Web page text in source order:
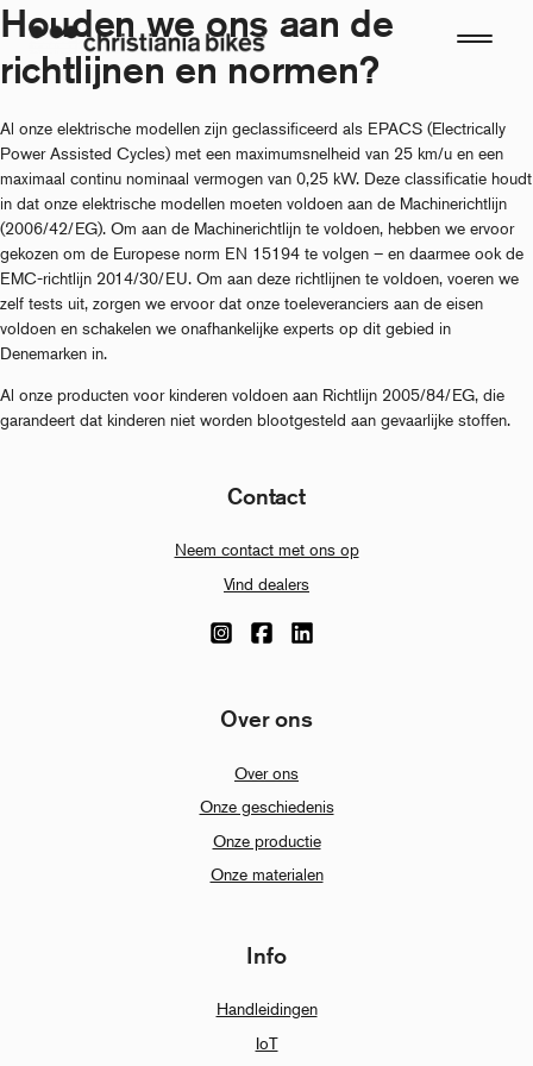
Ga
naar
de
Houden we ons aan de
richtlijnen en normen?
Al onze elektrische modellen zijn geclassificeerd als EPACS (Electrically
Power Assisted Cycles) met een maximumsnelheid van 25 km/u en een
maximaal continu nominaal vermogen van 0,25 kW. Deze classificatie houdt
in dat onze elektrische modellen moeten voldoen aan de Machinerichtlijn
(2006/42/EG). Om aan de Machinerichtlijn te voldoen, hebben we ervoor
gekozen om de Europese norm EN 15194 te volgen – en daarmee ook de
EMC-richtlijn 2014/30/EU. Om aan deze richtlijnen te voldoen, voeren we
zelf tests uit, zorgen we ervoor dat onze toeleveranciers aan de eisen
voldoen en schakelen we onafhankelijke experts op dit gebied in
Denemarken in.
Al onze producten voor kinderen voldoen aan Richtlijn 2005/84/EG, die
garandeert dat kinderen niet worden blootgesteld aan gevaarlijke stoffen.
Contact
Neem contact met ons op
Vind dealers
Over ons
Over ons
Onze geschiedenis
Onze productie
Onze materialen
Info
Handleidingen
IoT